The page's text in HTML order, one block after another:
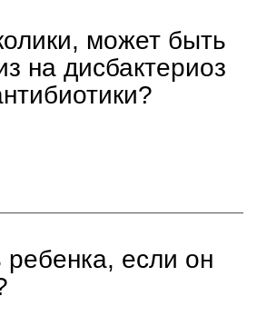
может быть
на дисбактериоз
если он